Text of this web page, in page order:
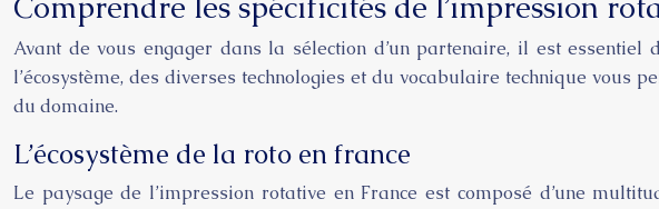
Avant de vous engager dans la sélection d’un partenaire, il est
l’écosystème, des diverses technologies et du vocabulaire technique vous
du domaine.
L’écosystème de la roto en france
Le paysage de l’impression rotative en France est composé d’une